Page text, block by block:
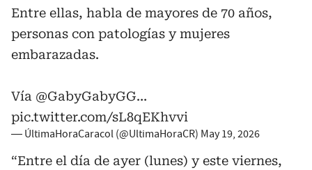
Entre ellas, habla de mayores de 70 años,
personas con patologías y mujeres
embarazadas.
Vía @GabyGabyGG…
pic.twitter.com/sL8qEKhvvi
— ÚltimaHoraCaracol (@UltimaHoraCR) May 19, 2026
“Entre el día de ayer (lunes) y este viernes,